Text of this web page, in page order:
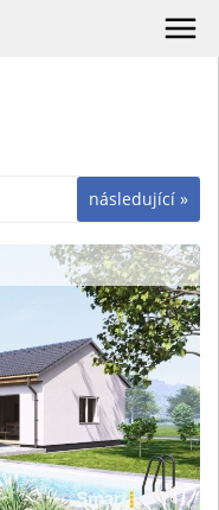
následující »